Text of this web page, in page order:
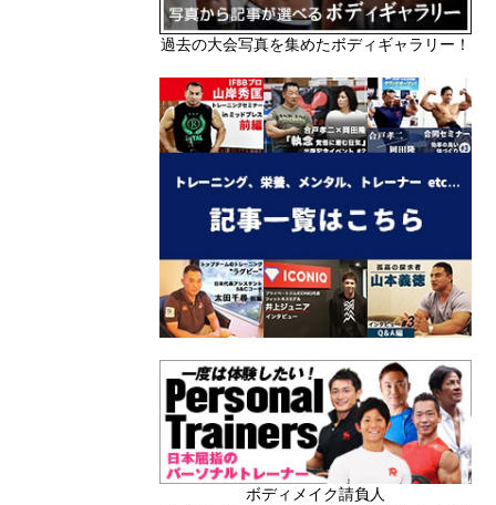
過去の大会写真を集めたボディギャラリー！
ボディメイク請負人